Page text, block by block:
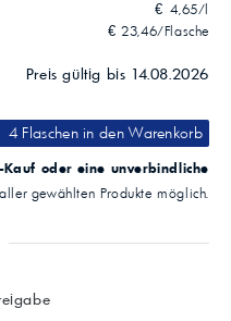
€ 4,65/l
€ 23,46/Flasche
Preis gültig bis 14.08.2026
4 Flaschenin den Warenkorb
Kauf oder eine unverbindliche
aller gewählten Produkte möglich.